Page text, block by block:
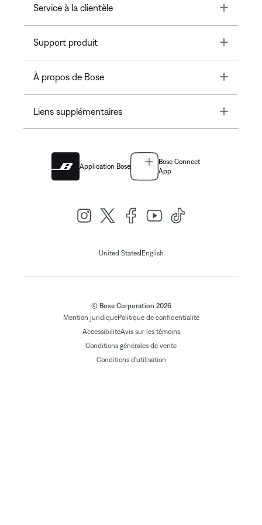
Service à la clientèle Toggle
Support produit Toggle
À propos de Bose Toggle
Liens supplémentaires Toggle
Application Bose
Bose Connect
App
United States| English
© Bose Corporation 2026
Mention juridiquePolitique de confidentialité
AccessibilitéAvis sur les témoins
Conditions générales de vente
Conditions d'utilisation